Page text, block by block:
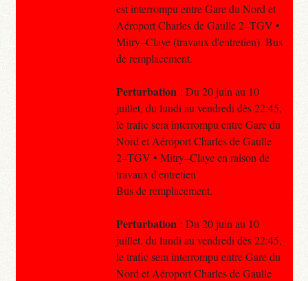
est interrompu entre Gare du Nord et
Aéroport Charles de Gaulle 2–TGV •
Mitry–Claye (travaux d'entretien). Bus
de remplacement.
Perturbation : Du 20 juin au 10
juillet, du lundi au vendredi dès 22:45,
le trafic sera interrompu entre Gare du
Nord et Aéroport Charles de Gaulle
2–TGV • Mitry–Claye en raison de
travaux d'entretien
Bus de remplacement.
Perturbation : Du 20 juin au 10
juillet, du lundi au vendredi dès 22:45,
le trafic sera interrompu entre Gare du
Nord et Aéroport Charles de Gaulle